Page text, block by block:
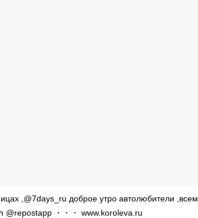
,@7days_ru доброе утро автолюбители ,всем
@repostapp ・・・ www.koroleva.ru